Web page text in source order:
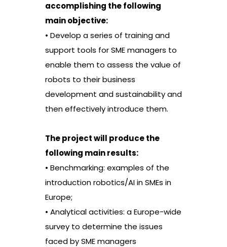
accomplishing the following
main objective:
• Develop a series of training and
support tools for SME managers to
enable them to assess the value of
robots to their business
development and sustainability and
then effectively introduce them.
The project will produce the
following main results:
• Benchmarking: examples of the
introduction robotics/AI in SMEs in
Europe;
• Analytical activities: a Europe-wide
survey to determine the issues
faced by SME managers